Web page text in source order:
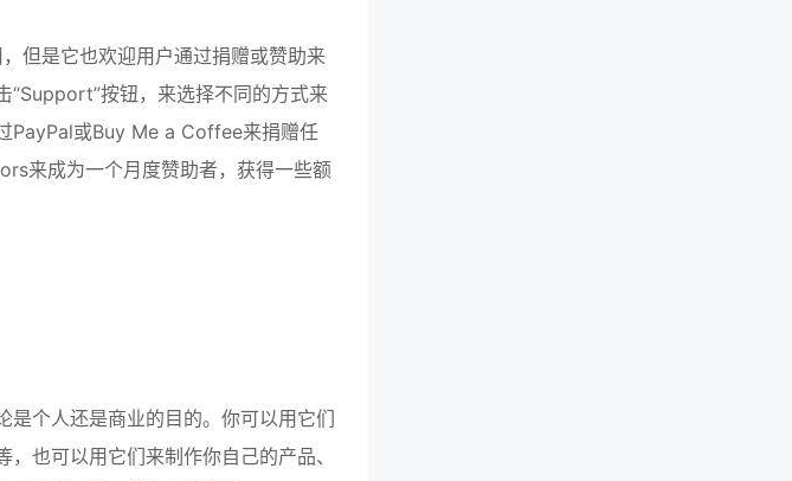
但是它也欢迎用户通过捐赠或赞助来
“Support”按钮，来选择不同的方式来
PayPal或Buy Me a Coffee来捐赠任
来成为一个月度赞助者，获得一些额
是个人还是商业的目的。你可以用它们
也可以用它们来制作你自己的产品、